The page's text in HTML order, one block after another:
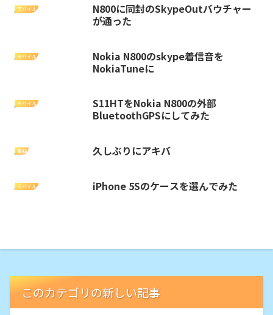
モバイル
N800に同封のSkypeOutバウチャー
が通った
モバイル
Nokia N800のskype着信音を
NokiaTuneに
モバイル
S11HTをNokia N800の外部
BluetoothGPSにしてみた
電脳 久しぶりにアキバ
モバイル iPhone 5Sのケースを選んでみた
このカテゴリの新しい記事